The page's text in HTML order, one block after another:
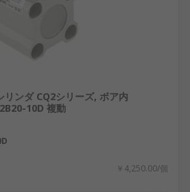
リンダ CQ2シリーズ, ボア内
10D 複動
￥4,250.00/個